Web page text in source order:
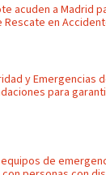
acuden a Madrid
Rescate en
y Emergencias
para
de